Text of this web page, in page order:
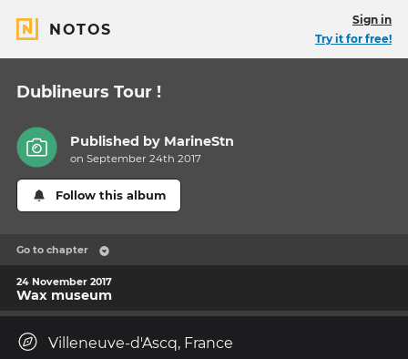
NOTOS
Sign in
Try it for free!
Dublineurs Tour !
Published by MarineStn
on September 24th 2017
Follow this album
Go to chapter
24 November 2017
Wax museum
Villeneuve-d'Ascq, France